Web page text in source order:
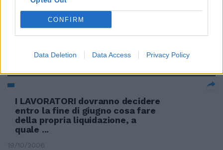
CONFIRM
Data Deletion Data Access Privacy Policy
Ora i rossoneri dovranno tornare
sul mercato: primo obiettivo
21/12/2006
I LAVORATORI dovranno decidere
entro la fine di giugno cosa fare
della propria liquidazione, a
quale ...
19/10/2006